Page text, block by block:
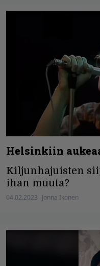
Helsinkiin
Kiljunhajuisten
ihan muuta?
04.02.2023 Jonna Ikonen